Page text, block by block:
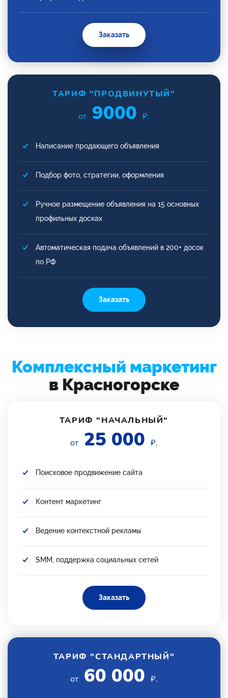
Заказать
ТАРИФ "ПРОДВИНУТЫЙ"
от 9000 ₽.
Написание продающего объявления
Подбор фото, стратегии, оформления
Ручное размещение объявления на 15 основных
профильных досках
Автоматическая подача объявлений в 200+ досок
по РФ
Заказать
Комплексный маркетинг
в Красногорске
ТАРИФ "НАЧАЛЬНЫЙ"
от 25 000 ₽.
Поисковое продвижение сайта
Контент маркетинг
Ведение контекстной рекламы
SMM, поддержка социальных сетей
Заказать
ТАРИФ "СТАНДАРТНЫЙ"
от 60 000 ₽.